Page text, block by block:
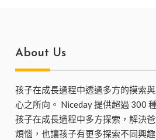
About Us
孩子在成長過程中透過多方的摸索
心之所向。 Niceday 提供超過 300
孩子在成長過程中多方探索，解決
煩惱，也讓孩子有更多探索不同興趣